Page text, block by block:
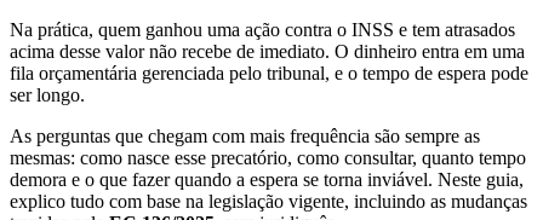
Na prática, quem ganhou uma ação contra o INSS e tem atrasados
acima desse valor não recebe de imediato. O dinheiro entra em uma
fila orçamentária gerenciada pelo tribunal, e o tempo de espera pode
ser longo.
As perguntas que chegam com mais frequência são sempre as
mesmas: como nasce esse precatório, como consultar, quanto tempo
demora e o que fazer quando a espera se torna inviável. Neste guia,
explico tudo com base na legislação vigente, incluindo as mudanças